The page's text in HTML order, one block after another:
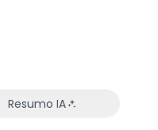
Resumo IA